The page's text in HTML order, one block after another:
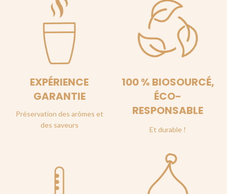
EXPÉRIENCE
GARANTIE
Préservation des arômes et
des saveurs
100 % BIOSOURCÉ,
ÉCO-
RESPONSABLE
Et durable !